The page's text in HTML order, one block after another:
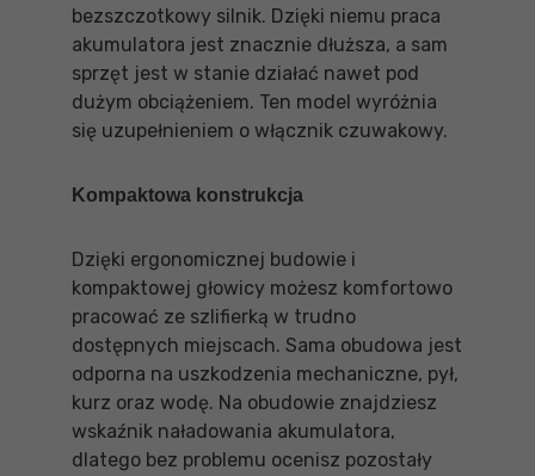
bezszczotkowy silnik. Dzięki niemu praca
akumulatora jest znacznie dłuższa, a sam
sprzęt jest w stanie działać nawet pod
dużym obciążeniem. Ten model wyróżnia
się uzupełnieniem o włącznik czuwakowy.
Kompaktowa konstrukcja
Dzięki ergonomicznej budowie i
kompaktowej głowicy możesz komfortowo
pracować ze szlifierką w trudno
dostępnych miejscach. Sama obudowa jest
odporna na uszkodzenia mechaniczne, pył,
kurz oraz wodę. Na obudowie znajdziesz
wskaźnik naładowania akumulatora,
dlatego bez problemu ocenisz pozostały